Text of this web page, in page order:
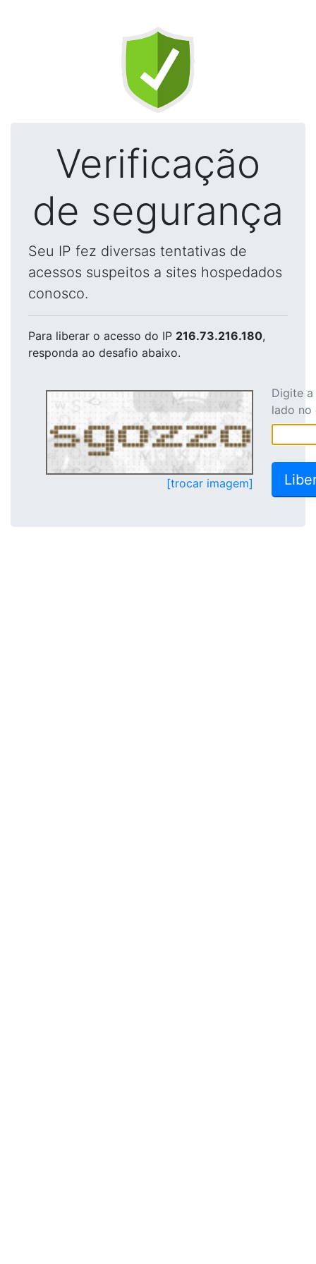
Verificação
de segurança
Seu IP fez diversas tentativas de
acessos suspeitos a sites hospedados
conosco.
Para liberar o acesso do IP 216.73.216.180,
responda ao desafio abaixo.
[trocar imagem]
Digite
lado no